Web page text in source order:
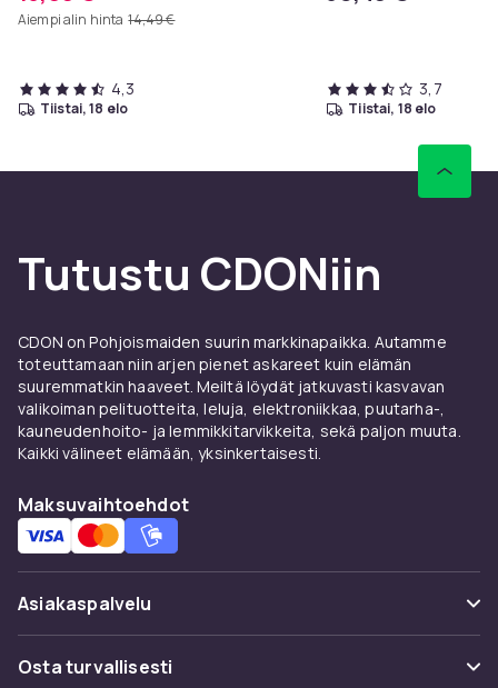
Aiempi alin hinta 14,49 €
4,3
tiistai, 18 elo
3,7
tiistai, 18 elo
Tutustu CDONiin
CDON on Pohjoismaiden suurin markkinapaikka. Autamme
toteuttamaan niin arjen pienet askareet kuin elämän
suuremmatkin haaveet. Meiltä löydät jatkuvasti kasvavan
valikoiman pelituotteita, leluja, elektroniikkaa, puutarha-,
kauneudenhoito- ja lemmikkitarvikkeita, sekä paljon muuta.
Kaikki välineet elämään, yksinkertaisesti.
Maksuvaihtoehdot
Asiakaspalvelu
Usein kysyttyä (UKK)
Osta turvallisesti